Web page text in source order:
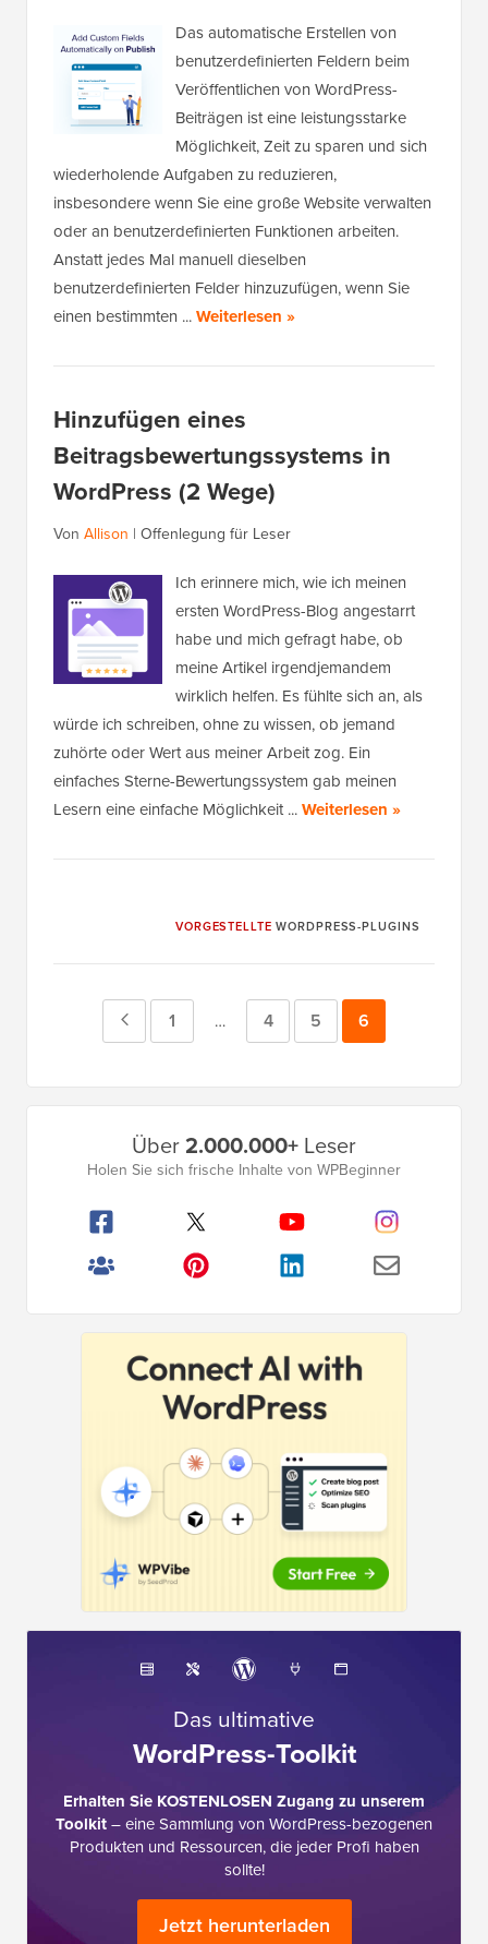
Das automatische Erstellen von
benutzerdefinierten Feldern beim
Veröffentlichen von WordPress-
Beiträgen ist eine leistungsstarke
Möglichkeit, Zeit zu sparen und sich
wiederholende Aufgaben zu reduzieren,
insbesondere wenn Sie eine große Website verwalten
oder an benutzerdefinierten Funktionen arbeiten.
Anstatt jedes Mal manuell dieselben
benutzerdefinierten Felder hinzuzufügen, wenn Sie
einen bestimmten ...Weiterlesen »
Hinzufügen eines
Beitragsbewertungssystems in
WordPress (2 Wege)
Von Allison | Offenlegung für Leser
Ich erinnere mich, wie ich meinen
ersten WordPress-Blog angestarrt
habe und mich gefragt habe, ob
meine Artikel irgendjemandem
wirklich helfen. Es fühlte sich an, als
würde ich schreiben, ohne zu wissen, ob jemand
zuhörte oder Wert aus meiner Arbeit zog. Ein
einfaches Sterne-Bewertungssystem gab meinen
Lesern eine einfache Möglichkeit ...Weiterlesen »
VORGESTELLTE WORDPRESS-PLUGINS
Vorherige
Seite
1
Zwischenseiten
weggelassen
… Seite
4 Seite
5 Seite
6
Seitenleistenmenü
Über2.000.000+ Leser
Holen Sie sich frische Inhalte von WPBeginner
Das ultimative
WordPress-Toolkit
Erhalten Sie KOSTENLOSEN Zugang zu unserem
Toolkit– eine Sammlung von WordPress-bezogenen
Produkten und Ressourcen, die jeder Profi haben
sollte!
Jetzt herunterladen